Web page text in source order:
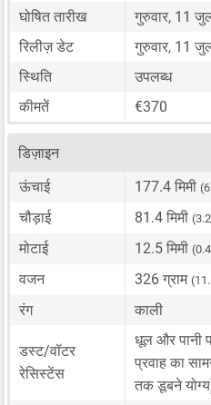
घोषित तारीख
गुरुवार, 11
रिलीज़ डेट
गुरुवार, 11
स्थिति
उपलब्ध
कीमतें
€370
डिज़ाइन
ऊंचाई
177.4 मिमी
चौड़ाई 81.4 मिमी
मोटाई 12.5 मिमी
वजन 326 ग्राम
रंग काली
डस्ट/वॉटर
रेसिस्टेंस
धूल और पानी
प्रवाह का
तक डूबने